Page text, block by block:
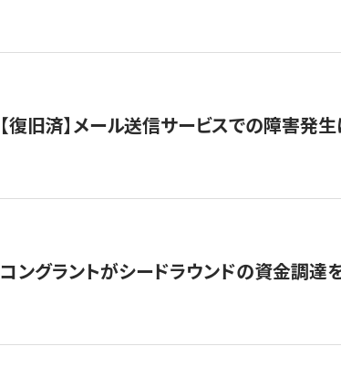
【復旧済】メール送信サービスでの障害発
コングラントがシードラウンドの資金調達